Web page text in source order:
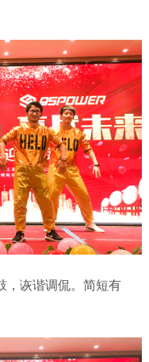
，诙谐调侃。简短有